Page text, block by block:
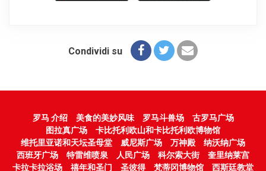
Condividi su
罗马 介绍 美食的美妙风味 罗马斗兽场
古罗马广场
图拉真广场
卡比托利欧山和卡比托利欧博物馆
维托里亚诺和天坛圣母堂
威尼斯广场 万神殿
纳沃纳广场
西班牙广场
特雷维喷泉 人民广场 科尔索大街
奎里纳莱宫
卡拉卡拉浴场
禧年和圣门 圣彼得 梵蒂冈博物馆
西斯廷教堂